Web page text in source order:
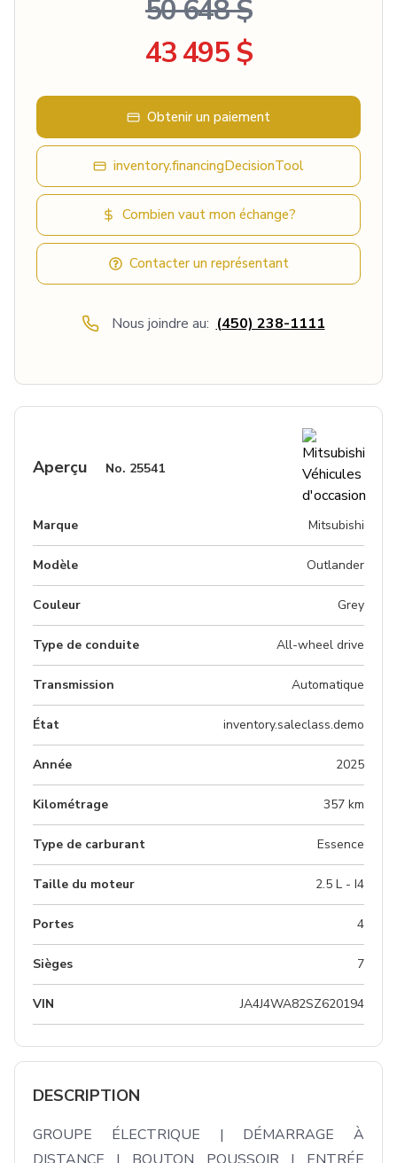
50 648 $
43 495 $
Obtenir un paiement
inventory.financingDecisionTool
Combien vaut mon échange?
Contacter un représentant
Nous joindre au: (450) 238-1111
Aperçu No. 25541
Marque Mitsubishi
Modèle Outlander
Couleur grey
Type de conduite All-wheel drive
Transmission Automatique
État inventory.saleclass.demo
Année 2025
Kilométrage 357 km
Type de carburant Essence
Taille du moteur 2.5 L - I4
Portes 4
Sièges 7
VIN JA4J4WA82SZ620194
DESCRIPTION
GROUPE ÉLECTRIQUE | DÉMARRAGE À